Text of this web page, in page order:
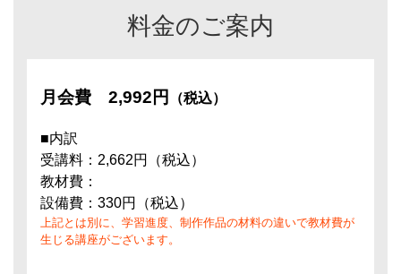
料金のご案内
月会費 2,992円 （税込）
■内訳
受講料：2,662円（税込）
教材費：
設備費：330円（税込）
上記とは別に、学習進度、制作作品の材料の違いで教材費が
生じる講座がございます。